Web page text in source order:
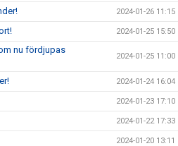
2024-01-26 11:15
2024-01-25 15:50
nu fördjupas
2024-01-25 11:00
2024-01-24 16:04
2024-01-23 17:10
2024-01-22 17:33
2024-01-20 13:11